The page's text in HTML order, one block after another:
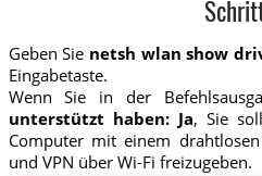
Geben Sie netsh wlan show
Eingabetaste.
Wenn Sie in der
unterstützt haben: Ja, Sie
Computer mit einem
und VPN über Wi-Fi freizugeben.